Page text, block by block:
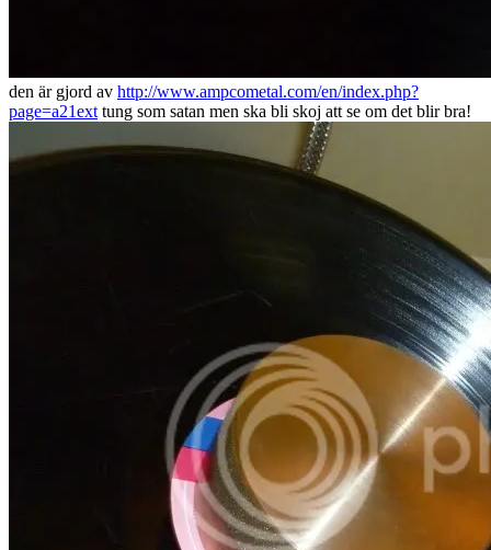
den är gjord av http://www.ampcometal.com/en/index.php?
page=a21ext tung som satan men ska bli skoj att se om det blir bra!